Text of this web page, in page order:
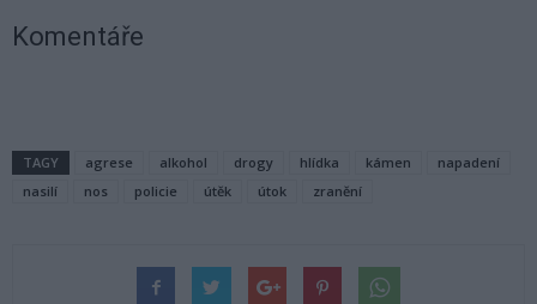
Komentáře
TAGY agrese alkohol drogy hlídka kámen
napadení
nasilí
nos policie útěk útok zranění